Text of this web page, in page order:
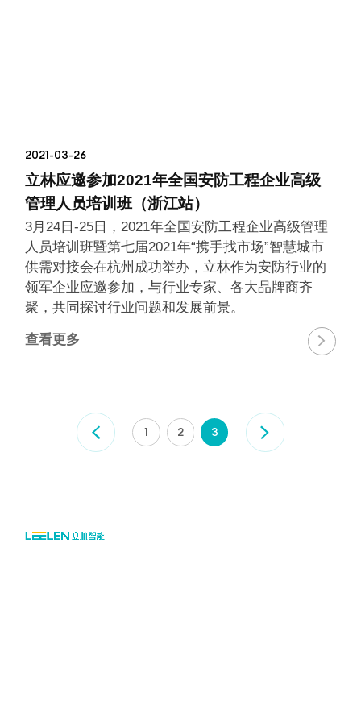
2021-03-26
立林应邀参加2021年全国安防工程企业高级
管理人员培训班（浙江站）
3月24日-25日，2021年全国安防工程企业高级管理
人员培训班暨第七届2021年“携手找市场”智慧城市
供需对接会在杭州成功举办，立林作为安防行业的
领军企业应邀参加，与行业专家、各大品牌商齐
聚，共同探讨行业问题和发展前景。
查看更多 
 1 2 3 